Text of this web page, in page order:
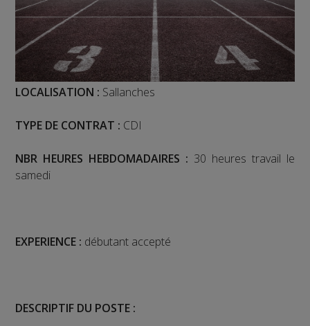
LOCALISATION : Sallanches
TYPE DE CONTRAT : CDI
NBR HEURES HEBDOMADAIRES : 30 heures travail le
samedi
EXPERIENCE : débutant accepté
DESCRIPTIF DU POSTE :